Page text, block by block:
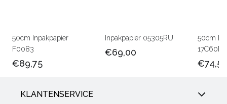
50cm Inpakpapier
F0083
€89,75
Inpakpapier 05305RU
€69,00
50cm
€74,50
KLANTENSERVICE